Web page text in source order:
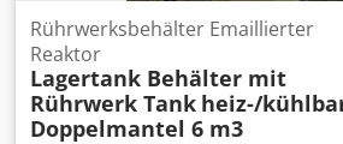
Rührwerksbehälter Emaillierter
Reaktor
Lagertank Behälter mit
Rührwerk Tank heiz-/
Doppelmantel 6 m3